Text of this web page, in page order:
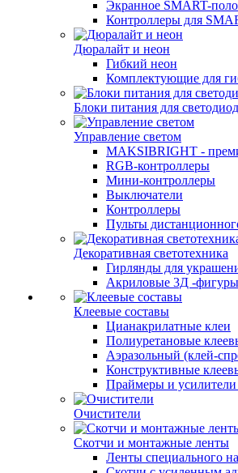
Экранное SMART-
Контроллеры для
Дюралайт и неон
Гибкий неон
Комплектующие для
Блоки питания для
Управление светом
MAKSIBRIGHT -
RGB-контроллеры
Мини-контроллеры
Выключатели
Контроллеры
Пульты
Декоративная светотехника
Гирлянды для
Акриловые 3Д -фигуры
Клеевые составы
Цианакрилатные клеи
Полиуретановые
Аэразольный (клей-
Конструктивные
Праймеры и усилители
Очистители
Скотчи и монтажные ленты
Ленты специального